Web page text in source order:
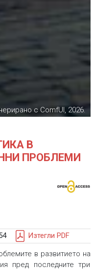
с ComfUI, 2026.
В
ПРОБЛЕМИ
Изтегли PDF
в развитието на
пред последните три